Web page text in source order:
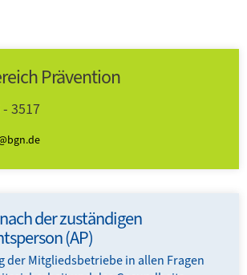
Prävention
3517
der zuständigen
(AP)
der Mitglieds­­betriebe in allen Fragen